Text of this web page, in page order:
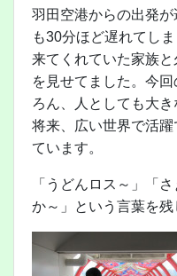
羽田空港からの出発
も30分ほど遅れてし
来てくれていた家族
を見せてました。今
ろん、人としても大き
将来、広い世界で活
ています。
「うどんロス～」「
か～」という言葉を残